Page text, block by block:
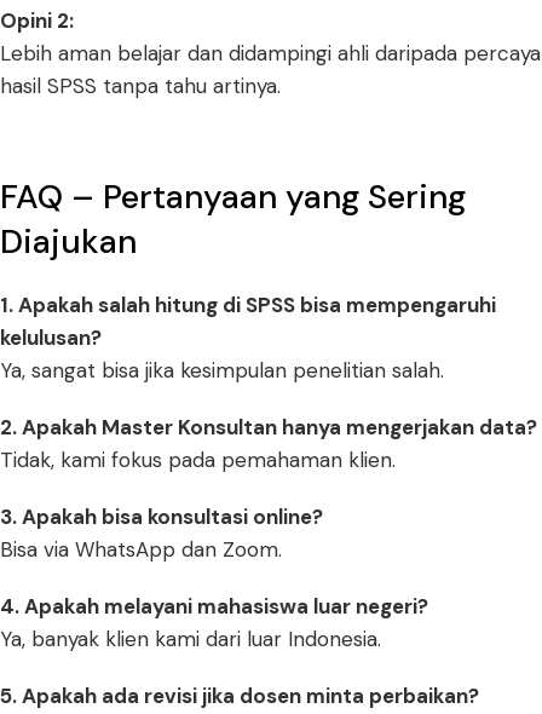
Opini 2:
Lebih aman belajar dan didampingi ahli daripada percaya
hasil SPSS tanpa tahu artinya.
FAQ – Pertanyaan yang Sering
Diajukan
1. Apakah salah hitung di SPSS bisa mempengaruhi
kelulusan?
Ya, sangat bisa jika kesimpulan penelitian salah.
2. Apakah Master Konsultan hanya mengerjakan data?
Tidak, kami fokus pada pemahaman klien.
3. Apakah bisa konsultasi online?
Bisa via WhatsApp dan Zoom.
4. Apakah melayani mahasiswa luar negeri?
Ya, banyak klien kami dari luar Indonesia.
5. Apakah ada revisi jika dosen minta perbaikan?